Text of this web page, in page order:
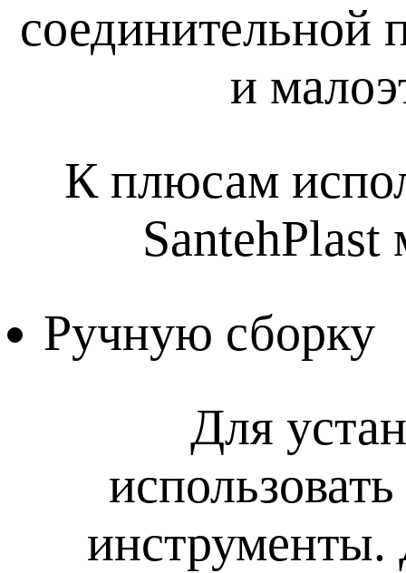
соединительной
и
К плюсам
Ручную сборку
Для
инструменты.